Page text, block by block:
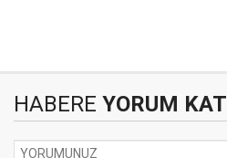
HABERE YORUM KAT